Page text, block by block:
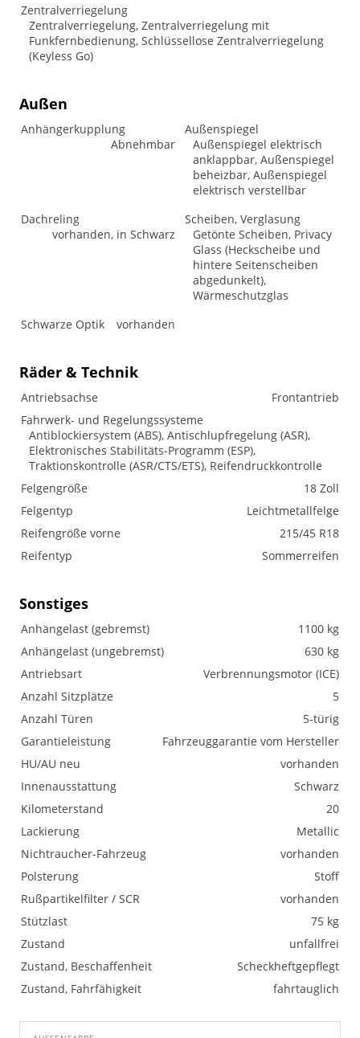
Zentralverriegelung
Zentralverriegelung, Zentralverriegelung mit
Funkfernbedienung, Schlüssellose Zentralverriegelung
(Keyless Go)
Außen
Anhängerkupplung
Abnehmbar
Außenspiegel
Außenspiegel elektrisch
anklappbar, Außenspiegel
beheizbar, Außenspiegel
elektrisch verstellbar
Dachreling
vorhanden, in Schwarz
Scheiben, Verglasung
Getönte Scheiben, Privacy
Glass (Heckscheibe und
hintere Seitenscheiben
abgedunkelt),
Wärmeschutzglas
Schwarze Optik
vorhanden
Räder & Technik
Antriebsachse
Frontantrieb
Fahrwerk- und Regelungssysteme
Antiblockiersystem (ABS), Antischlupfregelung (ASR),
Elektronisches Stabilitäts-Programm (ESP),
Traktionskontrolle (ASR/CTS/ETS), Reifendruckkontrolle
Felgengröße
18 Zoll
Felgentyp
Leichtmetallfelge
Reifengröße vorne
215/45 R18
Reifentyp
Sommerreifen
Sonstiges
Anhängelast (gebremst)
1100 kg
Anhängelast (ungebremst)
630 kg
Antriebsart
Verbrennungsmotor (ICE)
Anzahl Sitzplätze
5
Anzahl Türen
5-türig
Garantieleistung
Fahrzeuggarantie vom Hersteller
HU/AU neu
vorhanden
Innenausstattung
Schwarz
Kilometerstand
20
Lackierung
Metallic
Nichtraucher-Fahrzeug
vorhanden
Polsterung
Stoff
Rußpartikelfilter / SCR
vorhanden
Stützlast
75 kg
Zustand
unfallfrei
Zustand, Beschaffenheit
Scheckheftgepflegt
Zustand, Fahrfähigkeit
fahrtauglich